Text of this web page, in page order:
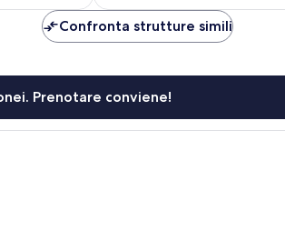
134 €Confronta strutture simili
Prenotare conviene!